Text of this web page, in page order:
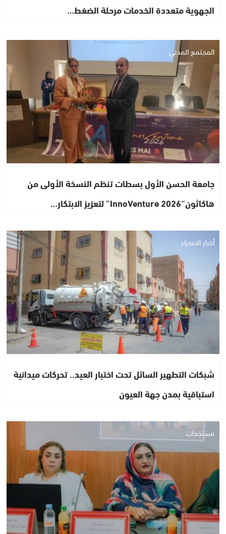
الجهوية متعددة الخدمات مرحلة الضغط…
المجتمع المدني
جامعة الحسن الأول بسطات تنظم النسخة الأولى من
هاكاثون“InnoVenture 2026” لتعزيز الابتكار…
أخبار الصحراء
شبكات التطهير السائل تحت اختبار العيد.. تحركات ميدانية
استباقية بمدن جهة العيون
مستجدات